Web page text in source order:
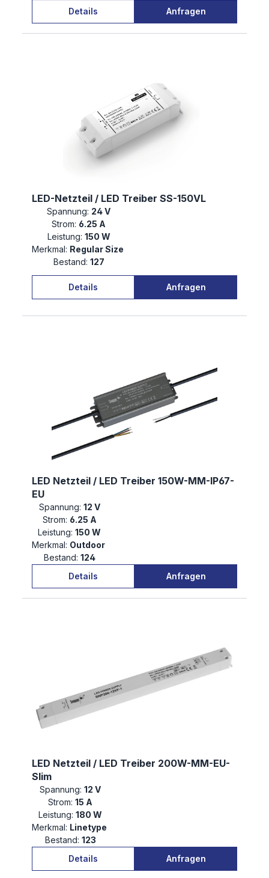
Details
Anfragen
LED-Netzteil / LED Treiber SS-150VL
Spannung: 24 V
Strom: 6.25 A
Leistung: 150 W
Merkmal: Regular Size
Bestand: 127
Details Anfragen
LED Netzteil / LED Treiber 150W-MM-IP67-
EU
Spannung: 12 V
Strom: 6.25 A
Leistung: 150 W
Merkmal: Outdoor
Bestand: 124
Details
Anfragen
LED Netzteil / LED Treiber 200W-MM-EU-
Slim
Spannung: 12 V
Strom: 15 A
Leistung: 180 W
Merkmal: Linetype
Bestand: 123
Details
Anfragen